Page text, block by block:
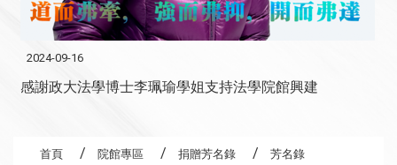
2024-09-16
感謝政大法學博士李珮瑜學姐支持法學院館興建
首頁 院館專區 捐贈芳名錄 芳名錄